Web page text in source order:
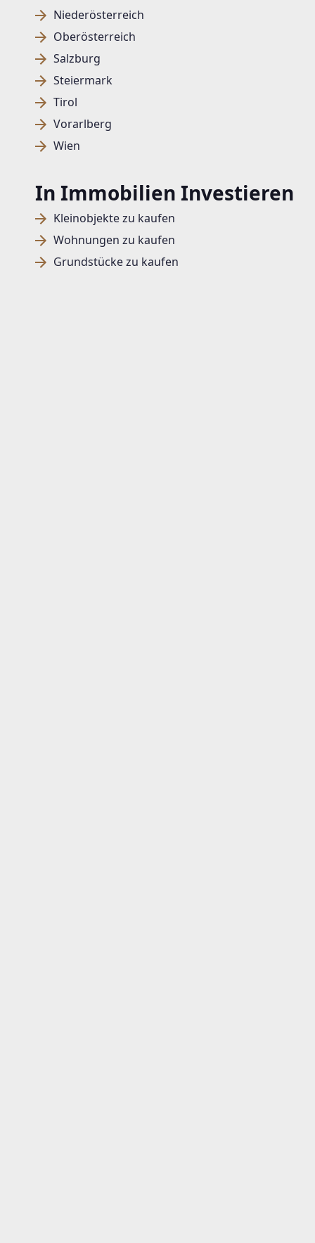
Niederösterreich
Oberösterreich
Salzburg
Steiermark
Tirol
Vorarlberg
Wien
In Immobilien Investieren
Kleinobjekte zu kaufen
Wohnungen zu kaufen
Grundstücke zu kaufen